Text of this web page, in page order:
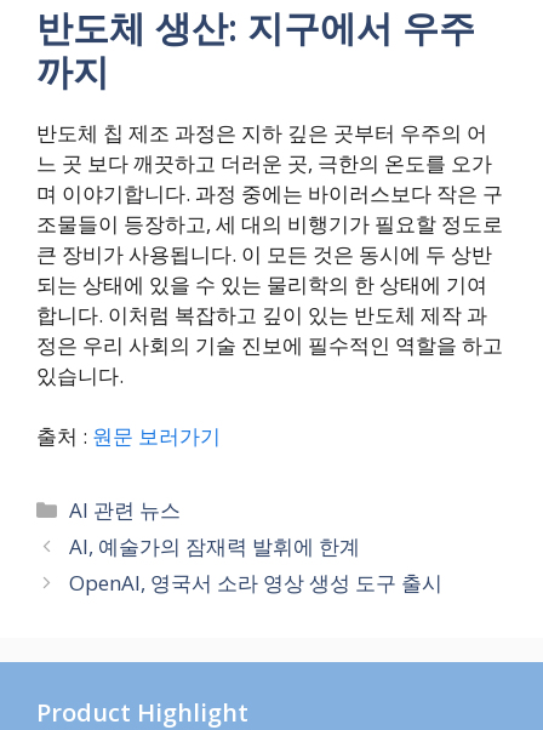
반도체 생산: 지구에서 우주
까지
반도체 칩 제조 과정은 지하 깊은 곳부터 우주의 어
느 곳 보다 깨끗하고 더러운 곳, 극한의 온도를 오가
며 이야기합니다. 과정 중에는 바이러스보다 작은 구
조물들이 등장하고, 세 대의 비행기가 필요할 정도로
큰 장비가 사용됩니다. 이 모든 것은 동시에 두 상반
되는 상태에 있을 수 있는 물리학의 한 상태에 기여
합니다. 이처럼 복잡하고 깊이 있는 반도체 제작 과
정은 우리 사회의 기술 진보에 필수적인 역할을 하고
있습니다.
출처 : 원문 보러가기
Categories
AI 관련 뉴스
AI, 예술가의 잠재력 발휘에 한계
OpenAI, 영국서 소라 영상 생성 도구 출시
Product Highlight